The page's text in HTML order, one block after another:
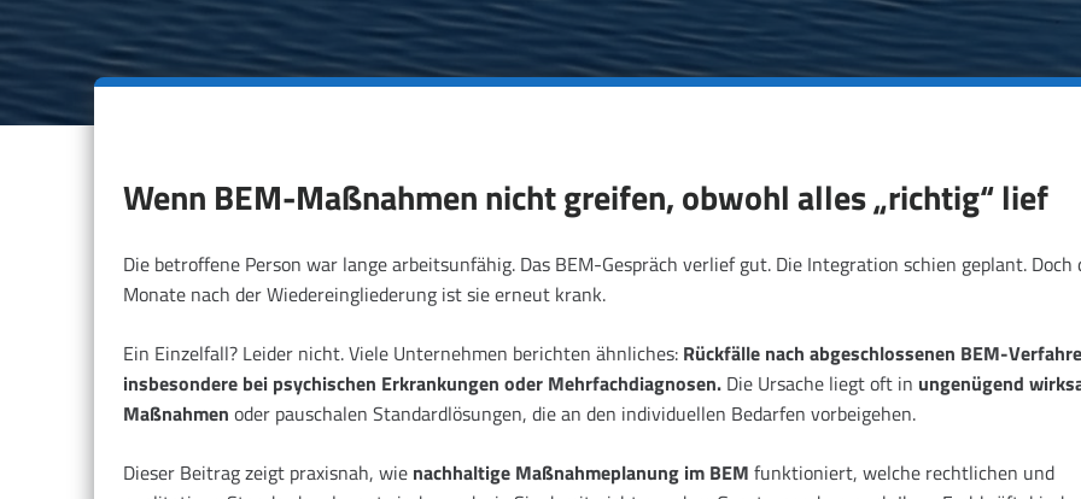
Wenn BEM-Maßnahmen nicht greifen, obwohl alles „richtig“ lief
Die betroffene Person war lange arbeitsunfähig. Das BEM-Gespräch verlief gut. Die Integration schien geplant. Doch
Monate nach der Wiedereingliederung ist sie erneut krank.
Ein Einzelfall? Leider nicht. Viele Unternehmen berichten ähnliches: Rückfälle nach abgeschlossenen BEM-
insbesondere bei psychischen Erkrankungen oder Mehrfachdiagnosen. Die Ursache liegt oft in ungenügend
Maßnahmen oder pauschalen Standardlösungen, die an den individuellen Bedarfen vorbeigehen.
Dieser Beitrag zeigt praxisnah, wie nachhaltige Maßnahmeplanung im BEM funktioniert, welche rechtlichen und